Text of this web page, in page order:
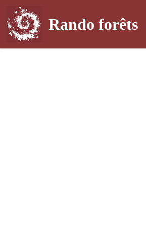
Rando forêts